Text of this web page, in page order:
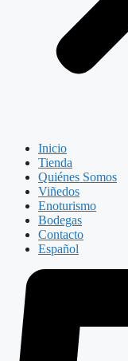
Inicio
Tienda
Quiénes Somos
Viñedos
Enoturismo
Bodegas
Contacto
Español